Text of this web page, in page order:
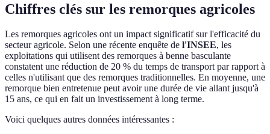
Chiffres clés sur les remorques agricoles
Les remorques agricoles ont un impact significatif sur l'efficacité du
secteur agricole. Selon une récente enquête de l'INSEE, les
exploitations qui utilisent des remorques à benne basculante
constatent une réduction de 20 % du temps de transport par rapport à
celles n'utilisant que des remorques traditionnelles. En moyenne, une
remorque bien entretenue peut avoir une durée de vie allant jusqu'à
15 ans, ce qui en fait un investissement à long terme.
Voici quelques autres données intéressantes :